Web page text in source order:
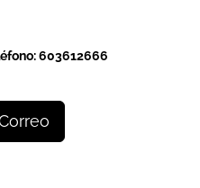
603612666